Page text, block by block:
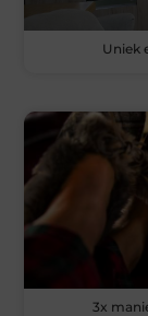
Uniek
3x